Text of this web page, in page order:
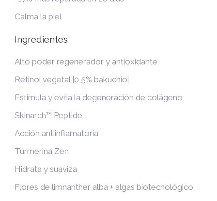
Calma la piel
Ingredientes
Alto poder regenerador y antioxidante
Retinol vegetal |0,5% bakuchiol
Estimula y evita la degeneración de colágeno
Skinarch™ Peptide
Acción antiinflamatoria
Turmerina Zen
Hidrata y suaviza
Flores de limnanther alba + algas biotecnológico